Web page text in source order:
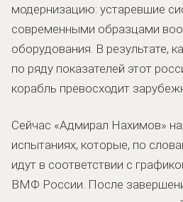
модернизацию: устаревшие
современными образцами
оборудования. В результате,
по ряду показателей этот
корабль превосходит
Сейчас «Адмирал Нахимов»
испытаниях, которые, по
идут в соответствии с
ВМФ России. После